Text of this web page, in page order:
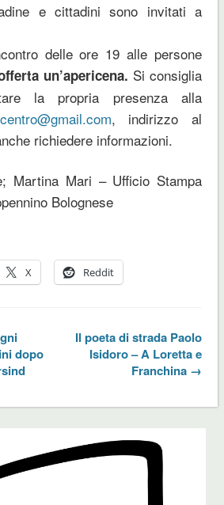
e cittadini sono invitati a
delle ore 19 alle persone
un’apericena. Si consiglia
la propria presenza alla
, indirizzo al
richiedere informazioni.
Martina Mari – Ufficio Stampa
Bolognese
X Reddit
dopo
Il poeta di strada Paolo
Isidoro – A Loretta e
Franchina →